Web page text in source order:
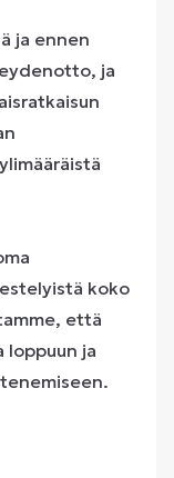
ja ennen
ja
koko
että
loppuun ja